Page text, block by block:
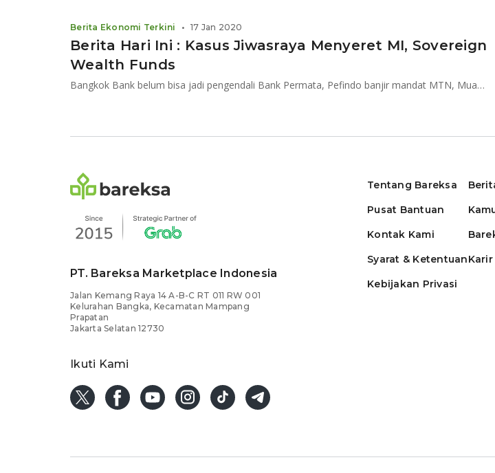
Berita Hari Ini : Kasus Jiwasraya Menyeret MI, Sovereign
Wealth Funds
Bangkok Bank belum bisa jadi pengendali Bank Permata, Pefindo banjir mandat MTN, Muamalat akan punya investor baru
Berita Ekonomi Terkini • 17 Jan 2020
PT. Bareksa Marketplace Indonesia
Jalan Kemang Raya 14 A-B-C RT 011 RW 001
Kelurahan Bangka, Kecamatan Mampang
Prapatan
Jakarta Selatan 12730
Ikuti Kami
Tentang Bareksa
Pusat Bantuan
Kontak Kami
Syarat & Ketentuan
Kebijakan Privasi
Karir